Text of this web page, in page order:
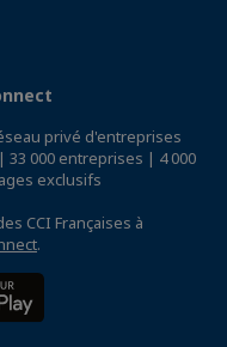
privé d'entreprises
33 000 entreprises | 4 000
exclusifs
CCI Françaises à
.